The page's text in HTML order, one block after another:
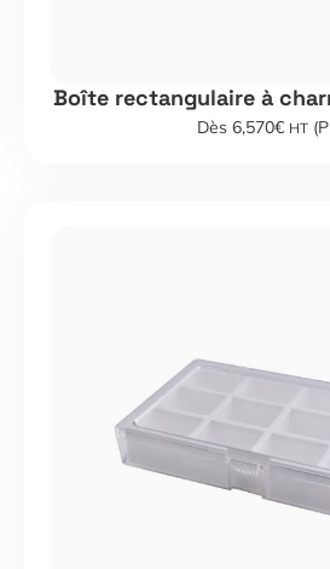
Boîte rectangulaire à
Dès 6,570€ HT